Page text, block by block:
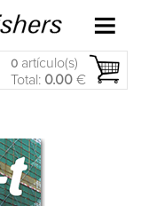
0 artículo(s)
Total: 0.00 €